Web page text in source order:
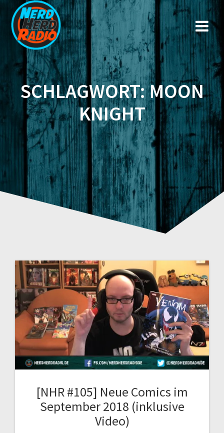
Zum
Inhalt
springen
SCHLAGWORT:MOON
KNIGHT
[NHR #105] Neue Comics im
September 2018 (inklusive
Video)